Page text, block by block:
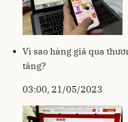
Vì sao hàng giả qua
tăng?
03:00, 21/05/2023